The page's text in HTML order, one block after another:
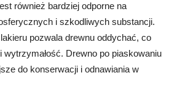
również bardziej odporne na
i szkodliwych substancji.
pozwala drewnu oddychać, co
wytrzymałość. Drewno po piaskowaniu
do konserwacji i odnawiania w